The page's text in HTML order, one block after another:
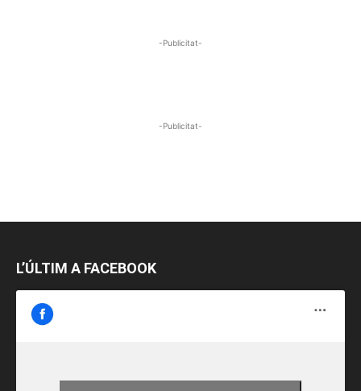
-Publicitat-
-Publicitat-
L’ÚLTIM A FACEBOOK